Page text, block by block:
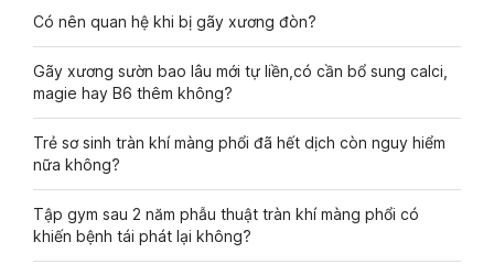
Có nên quan hệ khi bị gãy xương đòn?
Gãy xương sườn bao lâu mới tự liền,có cần bổ sung calci,
magie hay B6 thêm không?
Trẻ sơ sinh tràn khí màng phổi đã hết dịch còn nguy hiểm
nữa không?
Tập gym sau 2 năm phẫu thuật tràn khí màng phổi có
khiến bệnh tái phát lại không?